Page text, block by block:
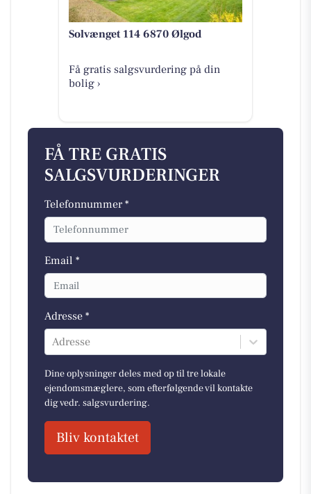
Solvænget 114 6870 Ølgod
Få gratis salgsvurdering på din
bolig ›
FÅ TRE GRATIS
SALGSVURDERINGER
Telefonnummer *
Email *
Adresse *
Adresse
Dine oplysninger deles med op til tre lokale
ejendomsmæglere, som efterfølgende vil kontakte
dig vedr. salgsvurdering.
Bliv kontaktet